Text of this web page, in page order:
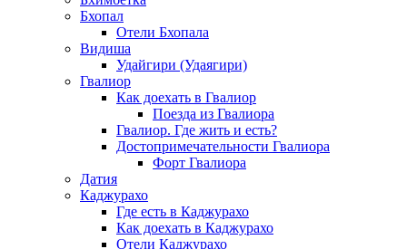
Бхопал
Отели Бхопала
Видиша
Удайгири (Удаягири)
Гвалиор
Как доехать в Гвалиор
Поезда из Гвалиора
Гвалиор. Где жить и есть?
Достопримечательности Гвалиора
Форт Гвалиора
Датия
Каджурахо
Где есть в Каджурахо
Как доехать в Каджурахо
Отели Каджурахо